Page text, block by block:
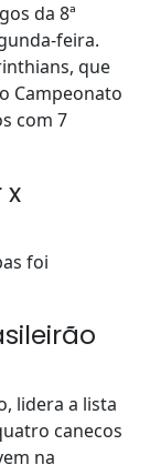
da 8ª
feira.
que
Campeonato
com 7
x
foi
lidera a lista
canecos
na